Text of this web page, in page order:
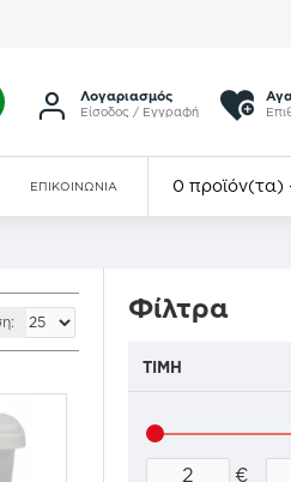
Λογαριασμός
Είσοδος / Εγγραφή
ΕΠΙΚΟΙΝΩΝΊΑ 0
Φίλτρα
ΤΙΜΉ
€